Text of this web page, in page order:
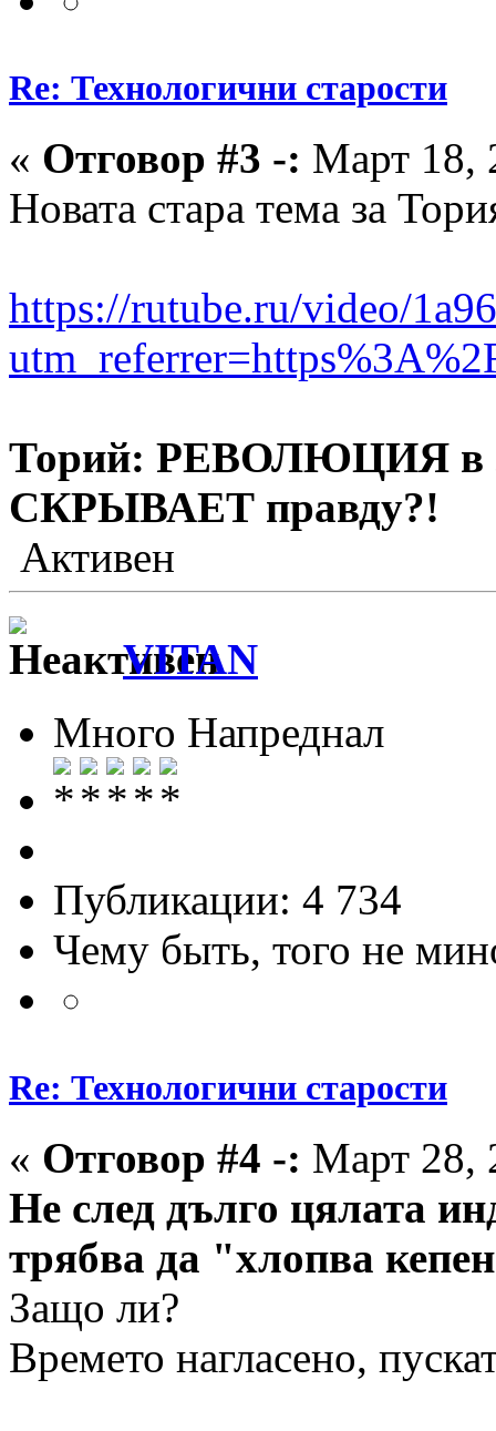
Re: Технологични старости
« Отговор #3 -: Март 18,
Новата стара тема за
https://rutube.ru/video/
Торий: РЕВОЛЮЦИЯ в
СКРЫВАЕТ правду?!
Активен
VITAN
Много Напреднал
Публикации: 4 734
Чему быть, того не
Re: Технологични старости
« Отговор #4 -: Март 28,
Не след дълго цялата
трябва да "хлопва
Защо ли?
Времето нагласено,